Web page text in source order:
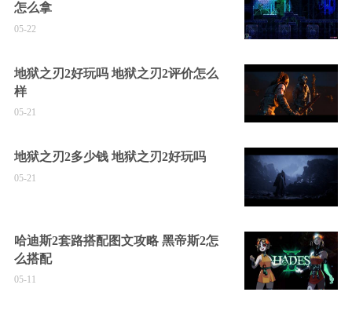
怎么拿
05-22
地狱之刃2好玩吗 地狱之刃2评价怎么
样
05-21
地狱之刃2多少钱 地狱之刃2好玩吗
05-21
哈迪斯2套路搭配图文攻略 黑帝斯2怎
么搭配
05-11